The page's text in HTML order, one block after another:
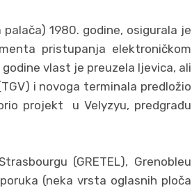
palača) 1980. godine, osigurala je
pristupanja elektroničkom
vlast je preuzela ljevica, ali
i novoga terminala predložio
projekt u Velyzyu, predgrađu
(GRETEL), Grenobleu
(neka vrsta oglasnih ploča